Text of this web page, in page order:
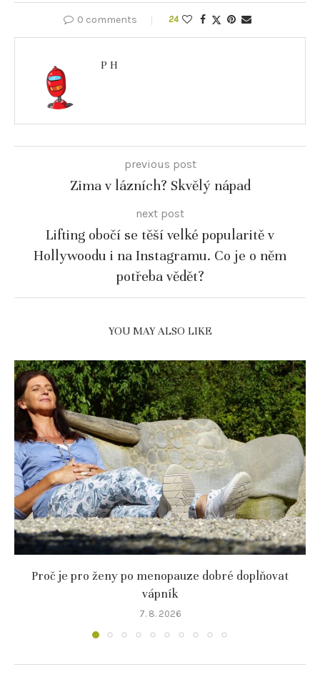
0 comments 24
P H
previous post
Zima v lázních? Skvělý nápad
next post
Lifting obočí se těší velké popularitě v
Hollywoodu i na Instagramu. Co je o něm
potřeba vědět?
YOU MAY ALSO LIKE
Proč je pro ženy po menopauze dobré doplňovat
vápník
7. 8. 2026